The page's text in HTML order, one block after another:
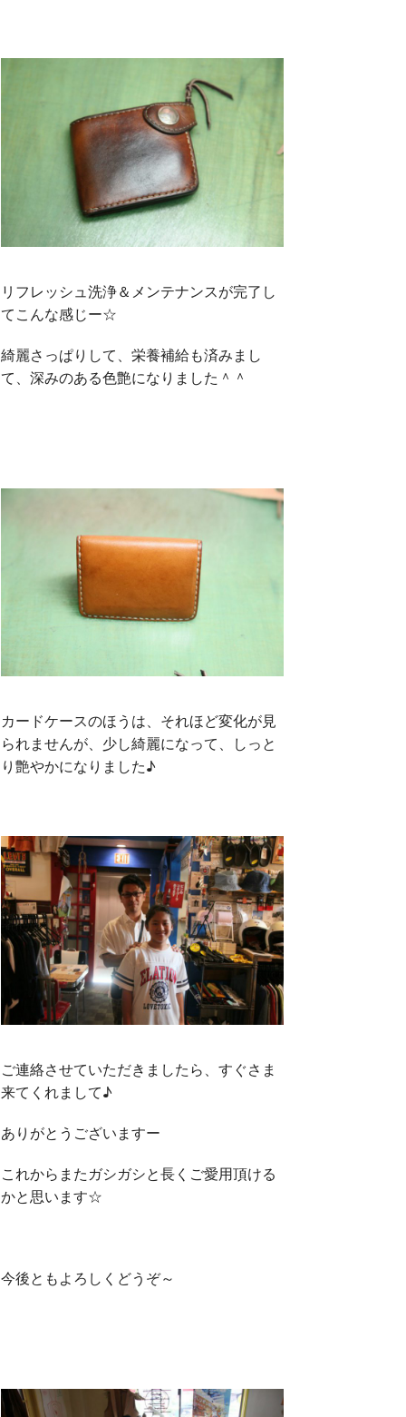
リフレッシュ洗浄＆メンテナンスが完了し
てこんな感じー☆
綺麗さっぱりして、栄養補給も済みまし
て、深みのある色艶になりました＾＾
カードケースのほうは、それほど変化が見
られませんが、少し綺麗になって、しっと
り艶やかになりました♪
ご連絡させていただきましたら、すぐさま
来てくれまして♪
ありがとうございますー
これからまたガシガシと長くご愛用頂ける
かと思います☆
今後ともよろしくどうぞ～